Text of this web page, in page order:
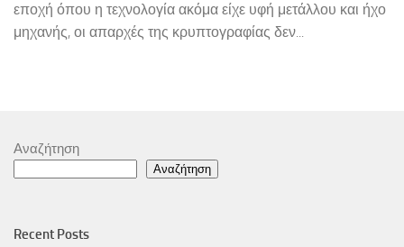
εποχή όπου η τεχνολογία ακόμα είχε υφή μετάλλου και ήχο
μηχανής, οι απαρχές της κρυπτογραφίας δεν...
Αναζήτηση
Αναζήτηση
Recent Posts